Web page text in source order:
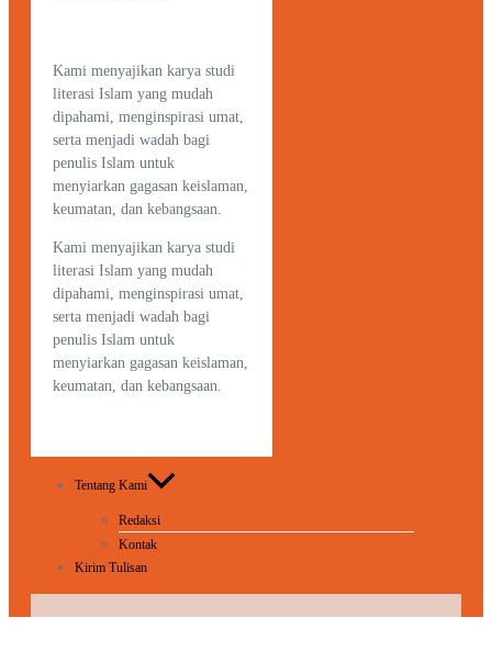
Kami menyajikan karya studi
literasi Islam yang mudah
dipahami, menginspirasi umat,
serta menjadi wadah bagi
penulis Islam untuk
menyiarkan gagasan keislaman,
keumatan, dan kebangsaan.
Kami menyajikan karya studi
literasi Islam yang mudah
dipahami, menginspirasi umat,
serta menjadi wadah bagi
penulis Islam untuk
menyiarkan gagasan keislaman,
keumatan, dan kebangsaan.
Tentang Kami
Redaksi
Kontak
Kirim Tulisan